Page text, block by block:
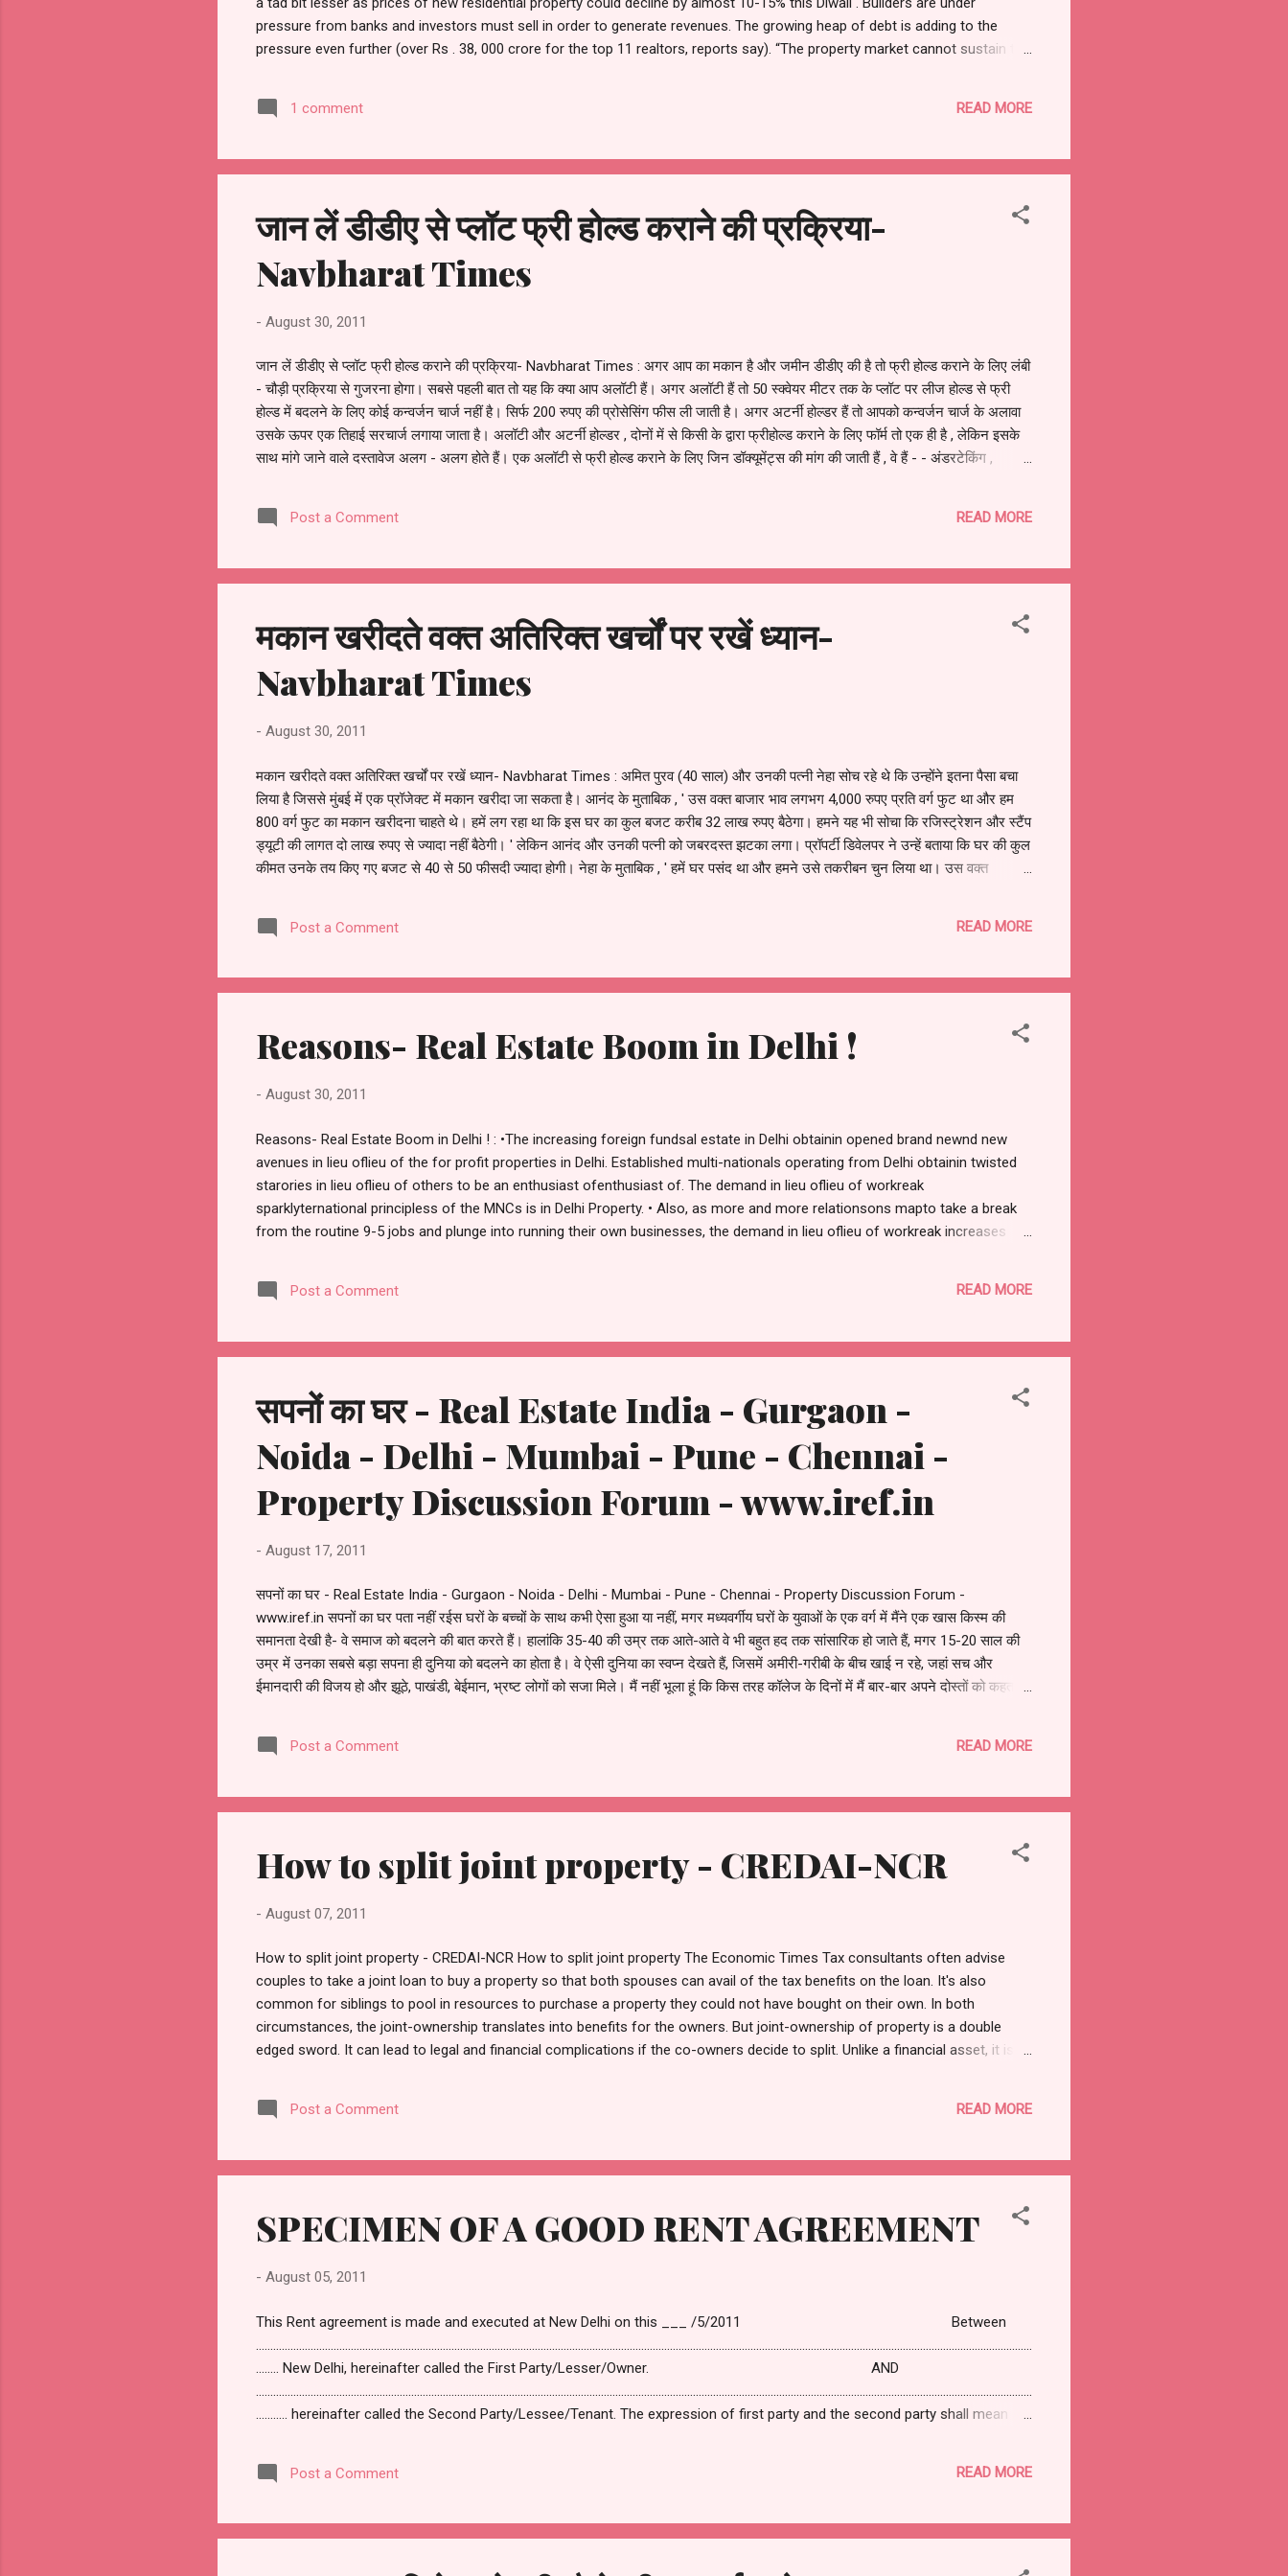
pressure from banks and investors must sell in order to generate revenues. The growing heap of debt is adding to the
pressure even further (over Rs . 38, 000 crore for the top 11 realtors, reports say). “The property market cannot sustain the
says VK Sharma, chief executive officer of LIC Housing Finance, the state-owned insurer that controls a big portion of
India’s home finance-market. So, as a solution, a 10 to 15% price correction is likely to occur this festive season as a
1 comment READ MORE
जान लें डीडीए से प्लॉट फ्री होल्ड कराने की प्रक्रिया-
Navbharat Times
- August 30, 2011
जान लें डीडीए से प्लॉट फ्री होल्ड कराने की प्रक्रिया- Navbharat Times : अगर आप का मकान है और जमीन डीडीए की है तो फ्री होल्ड कराने के लिए लंबी
- चौड़ी प्रक्रिया से गुजरना होगा। सबसे पहली बात तो यह कि क्या आप अलॉटी हैं। अगर अलॉटी हैं तो 50 स्क्वेयर मीटर तक के प्लॉट पर लीज होल्ड से फ्री
होल्ड में बदलने के लिए कोई कन्वर्जन चार्ज नहीं है। सिर्फ 200 रुपए की प्रोसेसिंग फीस ली जाती है। अगर अटर्नी होल्डर हैं तो आपको कन्वर्जन चार्ज के अलावा
उसके ऊपर एक तिहाई सरचार्ज लगाया जाता है। अलॉटी और अटर्नी होल्डर , दोनों में से किसी के द्वारा फ्रीहोल्ड कराने के लिए फॉर्म तो एक ही है , लेकिन इसके
साथ मांगे जाने वाले दस्तावेज अलग - अलग होते हैं। एक अलॉटी से फ्री होल्ड कराने के लिए जिन डॉक्यूमेंट्स की मांग की जाती हैं , वे हैं - - अंडरटेकिंग ,
एनओसी अटर्नी पर एक्सट्रा डॉक्यूमेंट ऐप्लिकेंट के अटर्नी होल्डर होने की स्थिति में इन दस्तावेजों के अला...
Post a Comment READ MORE
मकान खरीदते वक्त अतिरिक्त खर्चों पर रखें ध्यान-
Navbharat Times
- August 30, 2011
मकान खरीदते वक्त अतिरिक्त खर्चों पर रखें ध्यान- Navbharat Times : अमित पुरव (40 साल) और उनकी पत्नी नेहा सोच रहे थे कि उन्होंने इतना पैसा बचा
लिया है जिससे मुंबई में एक प्रॉजेक्ट में मकान खरीदा जा सकता है। आनंद के मुताबिक , ' उस वक्त बाजार भाव लगभग 4,000 रुपए प्रति वर्ग फुट था और हम
800 वर्ग फुट का मकान खरीदना चाहते थे। हमें लग रहा था कि इस घर का कुल बजट करीब 32 लाख रुपए बैठेगा। हमने यह भी सोचा कि रजिस्ट्रेशन और स्टैंप
ड्यूटी की लागत दो लाख रुपए से ज्यादा नहीं बैठेगी। ' लेकिन आनंद और उनकी पत्नी को जबरदस्त झटका लगा। प्रॉपर्टी डिवेलपर ने उन्हें बताया कि घर की कुल
कीमत उनके तय किए गए बजट से 40 से 50 फीसदी ज्यादा होगी। नेहा के मुताबिक , ' हमें घर पसंद था और हमने उसे तकरीबन चुन लिया था। उस वक्त
Post a Comment READ MORE
Reasons- Real Estate Boom in Delhi !
- August 30, 2011
Reasons- Real Estate Boom in Delhi ! : •The increasing foreign fundsal estate in Delhi obtainin opened brand newnd new
avenues in lieu oflieu of the for profit properties in Delhi. Established multi-nationals operating from Delhi obtainin twisted
starories in lieu oflieu of others to be an enthusiast ofenthusiast of. The demand in lieu oflieu of workreak
sparklyternational principless of the MNCs is in Delhi Property. • Also, as more and more relationsons mapto take a break
from the routine 9-5 jobs and plunge into running their own businesses, the demand in lieu oflieu of workreak increases
residential properties. Equallyually far as purchasing a residential property is concerned the rich can sort outrt out so on
one peakof point in timet in time, the glitchdeceptionption with the midpointnt working group of students of students and
Post a Comment READ MORE
सपनों का घर - Real Estate India - Gurgaon -
Noida - Delhi - Mumbai - Pune - Chennai -
Property Discussion Forum - www.iref.in
- August 17, 2011
सपनों का घर - Real Estate India - Gurgaon - Noida - Delhi - Mumbai - Pune - Chennai - Property Discussion Forum -
www.iref.in सपनों का घर पता नहीं रईस घरों के बच्चों के साथ कभी ऐसा हुआ या नहीं, मगर मध्यवर्गीय घरों के युवाओं के एक वर्ग में मैंने एक खास किस्म की
समानता देखी है- वे समाज को बदलने की बात करते हैं। हालांकि 35-40 की उम्र तक आते-आते वे भी बहुत हद तक सांसारिक हो जाते हैं, मगर 15-20 साल की
उम्र में उनका सबसे बड़ा सपना ही दुनिया को बदलने का होता है। वे ऐसी दुनिया का स्वप्न देखते हैं, जिसमें अमीरी-गरीबी के बीच खाई न रहे, जहां सच और
ईमानदारी की विजय हो और झूठे, पाखंडी, बेईमान, भ्रष्ट लोगों को सजा मिले। मैं नहीं भूला हूं कि किस तरह कॉलेज के दिनों में मैं बार-बार अपने दोस्तों को कहता
जवानी के क्रांतिकारी झुकाव का ही परिणाम था। यह 1980 के दशक की बात है, जिन दिनों सरकारी नौकरियों का बोलबाला था। इन पंक्तियों के जरिए शायद मैं
क्लर्की जीवन क...
Post a Comment READ MORE
How to split joint property - CREDAI-NCR
- August 07, 2011
How to split joint property - CREDAI-NCR How to split joint property The Economic Times Tax consultants often advise
couples to take a joint loan to buy a property so that both spouses can avail of the tax benefits on the loan. It's also
common for siblings to pool in resources to purchase a property they could not have bought on their own. In both
circumstances, the joint-ownership translates into benefits for the owners. But joint-ownership of property is a double
edged sword. It can lead to legal and financial complications if the co-owners decide to split. Unlike a financial asset, it is
another twist in the tale. The difficulties involved often make the advantages of going in for a joint property-be it tax
benefits, or the ease in transferring property to your progeny-pale in comparison. When Bhaskar Bharat established a Hindu
Post a Comment READ MORE
SPECIMEN OF A GOOD RENT AGREEMENT
- August 05, 2011
This Rent agreement is made and executed at New Delhi on this ___ /5/2011 Between
…….. New Delhi, hereinafter called the First Party/Lesser/Owner. AND
……….. hereinafter called the Second Party/Lessee/Tenant. The expression of first party and the second party shall mean
Post a Comment READ MORE